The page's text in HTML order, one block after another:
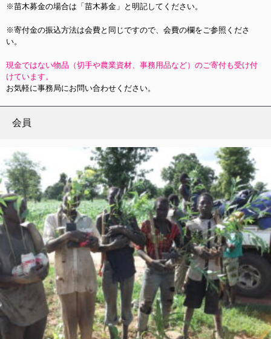
※苗木募金の場合は「苗木募金」と明記してください。
※寄付金の振込方法は会費と同じですので、会費の欄をご参照くださ
い。
現金ではない物品（切手や農業資材、事務用品など）のご寄付も受け付
けています。
お気軽に事務局にお問い合わせください。
会員